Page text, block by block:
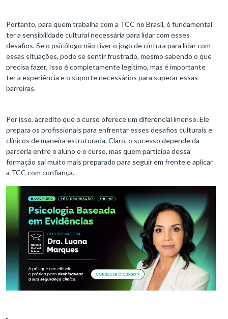
Portanto, para quem trabalha com a TCC no Brasil, é fundamental
ter a sensibilidade cultural necessária para lidar com esses
desafios. Se o psicólogo não tiver o jogo de cintura para lidar com
essas situações, pode se sentir frustrado, mesmo sabendo o que
precisa fazer. Isso é completamente legítimo, mas é importante
ter a experiência e o suporte necessários para superar essas
barreiras.
Por isso, acredito que o curso oferece um diferencial imenso. Ele
prepara os profissionais para enfrentar esses desafios culturais e
clínicos de maneira estruturada. Claro, o sucesso depende da
parceria entre o aluno e o curso, mas quem participa dessa
formação sai muito mais preparado para seguir em frente e aplicar
a TCC com confiança.